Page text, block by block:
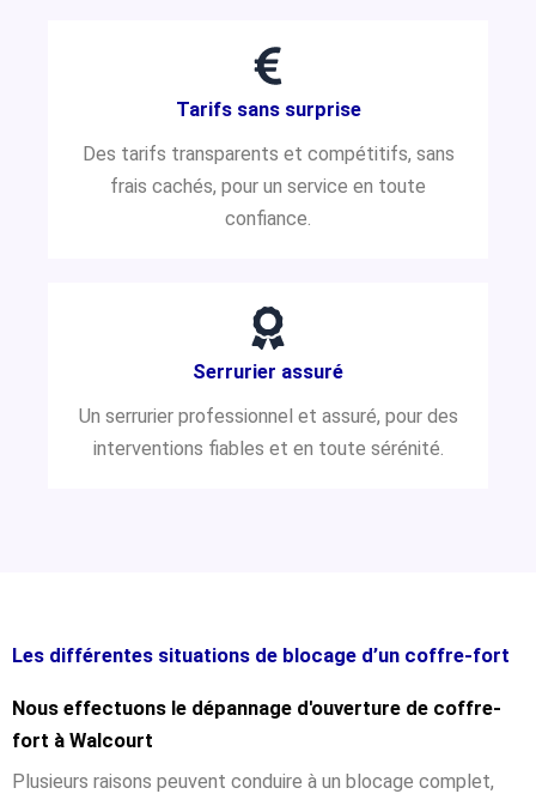
Tarifs sans surprise
Des tarifs transparents et compétitifs, sans
frais cachés, pour un service en toute
confiance.
Serrurier assuré
Un serrurier professionnel et assuré, pour des
interventions fiables et en toute sérénité.
Les différentes situations de blocage d’un coffre-fort
Nous effectuons le dépannage d'ouverture de coffre-
fort à Walcourt
Plusieurs raisons peuvent conduire à un blocage complet,